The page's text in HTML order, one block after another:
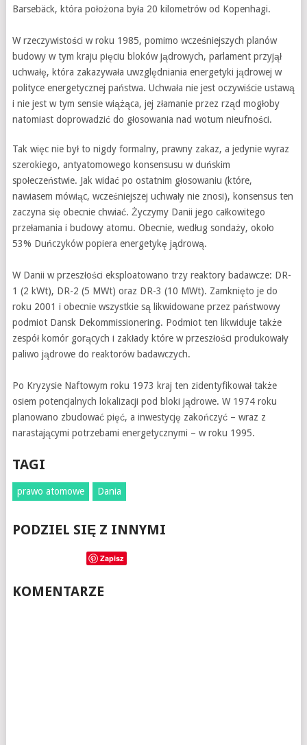
Barsebäck, która położona była 20 kilometrów od Kopenhagi.
W rzeczywistości w roku 1985, pomimo wcześniejszych planów
budowy w tym kraju pięciu bloków jądrowych, parlament przyjął
uchwałę, która zakazywała uwzględniania energetyki jądrowej w
polityce energetycznej państwa. Uchwała nie jest oczywiście ustawą
i nie jest w tym sensie wiążąca, jej złamanie przez rząd mogłoby
natomiast doprowadzić do głosowania nad wotum nieufności.
Tak więc nie był to nigdy formalny, prawny zakaz, a jedynie wyraz
szerokiego, antyatomowego konsensusu w duńskim
społeczeństwie. Jak widać po ostatnim głosowaniu (które,
nawiasem mówiąc, wcześniejszej uchwały nie znosi), konsensus ten
zaczyna się obecnie chwiać. Życzymy Danii jego całkowitego
przełamania i budowy atomu. Obecnie, według sondaży, około
53% Duńczyków popiera energetykę jądrową.
W Danii w przeszłości eksploatowano trzy reaktory badawcze: DR-
1 (2 kWt), DR-2 (5 MWt) oraz DR-3 (10 MWt). Zamknięto je do
roku 2001 i obecnie wszystkie są likwidowane przez państwowy
podmiot Dansk Dekommissionering. Podmiot ten likwiduje także
zespół komór gorących i zakłady które w przeszłości produkowały
paliwo jądrowe do reaktorów badawczych.
Po Kryzysie Naftowym roku 1973 kraj ten zidentyfikował także
osiem potencjalnych lokalizacji pod bloki jądrowe. W 1974 roku
planowano zbudować pięć, a inwestycję zakończyć – wraz z
narastającymi potrzebami energetycznymi – w roku 1995.
TAGI
prawo atomowe Dania
PODZIEL SIĘ Z INNYMI
Zapisz
KOMENTARZE